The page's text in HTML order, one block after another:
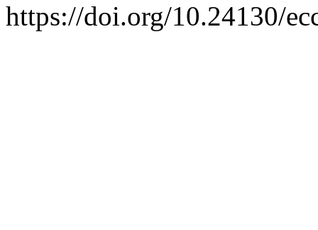
https://doi.org/10.24130/